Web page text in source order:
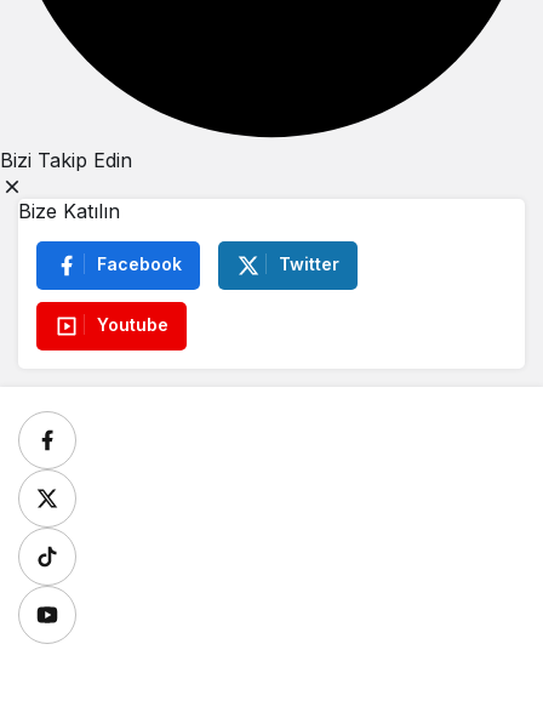
Bizi Takip Edin
Bize Katılın
Facebook Twitter
Youtube